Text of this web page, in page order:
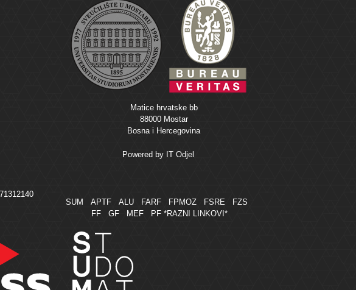
Matice hrvatske bb
88000 Mostar
Bosna i Hercegovina
Powered by IT Odjel
SUM APTF ALU FARF FPMOZ FSRE
FZS
FF
GF MEF PF *RAZNI LINKOVI*